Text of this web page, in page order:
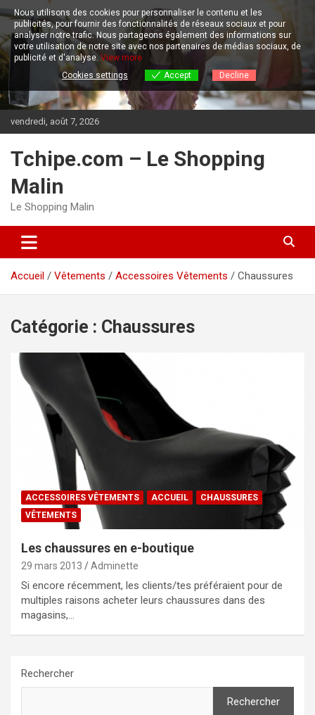
Aller
au
contenu
vendredi, août 7, 2026
Tchipe.com – Le Shopping
Malin
Le Shopping Malin
Accueil Vêtements Accessoires Vêtements Chaussures
Catégorie : Chaussures
ACCESSOIRES VÊTEMENTS ACCUEIL
CHAUSSURES
VÊTEMENTS
Les chaussures en e-boutique
29 mars 2013 Adminette
Si encore récemment, les clients/tes préféraient pour de
multiples raisons acheter leurs chaussures dans des
magasins,…
Rechercher
Rechercher
Nous utilisons des cookies pour personnaliser le contenu et les
publicités, pour fournir des fonctionnalités de réseaux sociaux et pour
analyser notre trafic.Nous partageons également des informations sur
votre utilisation de notre site avec nos partenaires de médias sociaux, de
publicité et d'analyse. View more
Cookies settings
Accept Decline